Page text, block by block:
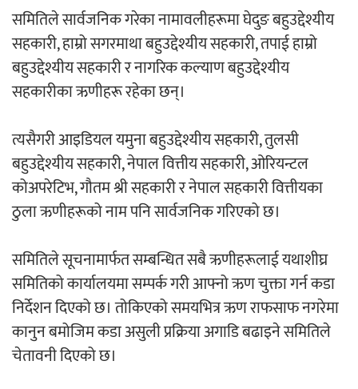
‘दुर्गा’ निर्माण गर्दै सम्राट
चलचित्र ‘माया भनेकै यस्तो होला’को शीर्ष गीत
सार्वजनिक
समितिले सार्वजनिक गरेका नामावलीहरूमा घेदुङ बहुउद्देश्यीय
सहकारी, हाम्रो सगरमाथा बहुउद्देश्यीय सहकारी, तपाई हाम्रो
बहुउद्देश्यीय सहकारी र नागरिक कल्याण बहुउद्देश्यीय
सहकारीका ऋणीहरू रहेका छन्।
त्यसैगरी आइडियल यमुना बहुउद्देश्यीय सहकारी, तुलसी
बहुउद्देश्यीय सहकारी, नेपाल वित्तीय सहकारी, ओरियन्टल
कोअपरेटिभ, गौतम श्री सहकारी र नेपाल सहकारी वित्तीयका
ठुला ऋणीहरूको नाम पनि सार्वजनिक गरिएको छ।
समितिले सूचनामार्फत सम्बन्धित सबै ऋणीहरूलाई यथाशीघ्र
समितिको कार्यालयमा सम्पर्क गरी आफ्नो ऋण चुक्ता गर्न कडा
निर्देशन दिएको छ। तोकिएको समयभित्र ऋण राफसाफ नगरेमा
कानुन बमोजिम कडा असुली प्रक्रिया अगाडि बढाइने समितिले
चेतावनी दिएको छ।